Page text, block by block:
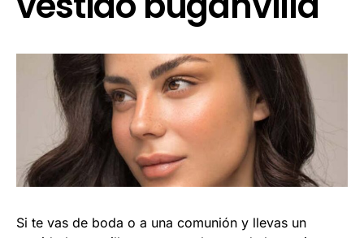
Si te vas de boda o a una comunión y llevas un